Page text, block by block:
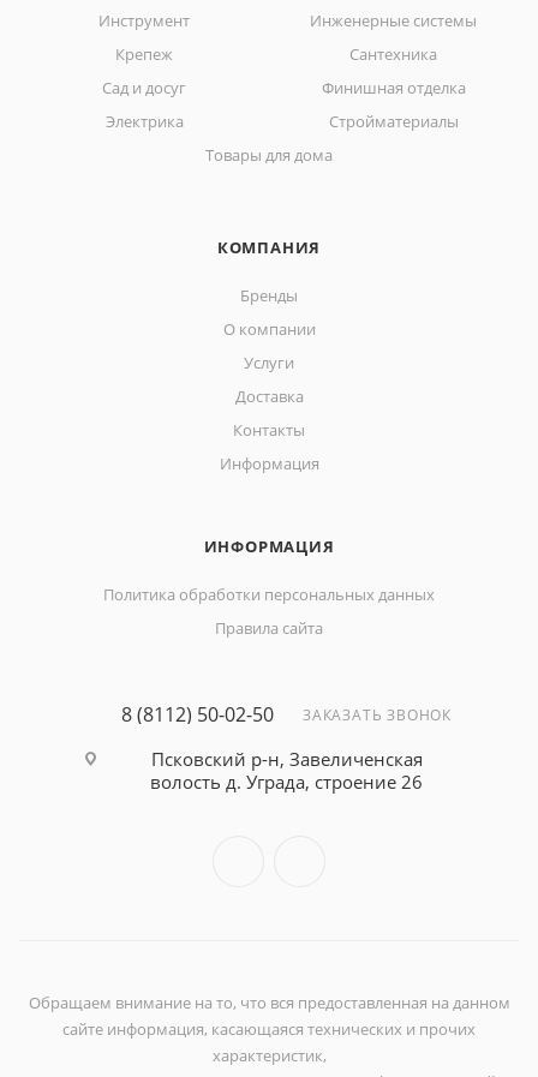
Инструмент
Инженерные системы
Крепеж
Сантехника
Сад и досуг
Финишная отделка
Электрика
Стройматериалы
Товары для дома
КОМПАНИЯ
Бренды
О компании
Услуги
Доставка
Контакты
Информация
ИНФОРМАЦИЯ
Политика обработки персональных данных
Правила сайта
8 (8112) 50-02-50 ЗАКАЗАТЬ ЗВОНОК
Псковский р-н, Завеличенская
волость д. Уграда, строение 26
Обращаем внимание на то, что вся предоставленная на данном
сайте информация, касающаяся технических и прочих
характеристик,